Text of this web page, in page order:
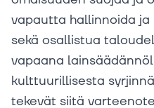
vapautta hallinnoida
sekä osallistua
vapaana
kulttuurillisesta
tekevät siitä